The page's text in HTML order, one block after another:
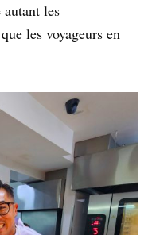
autant les
les voyageurs en